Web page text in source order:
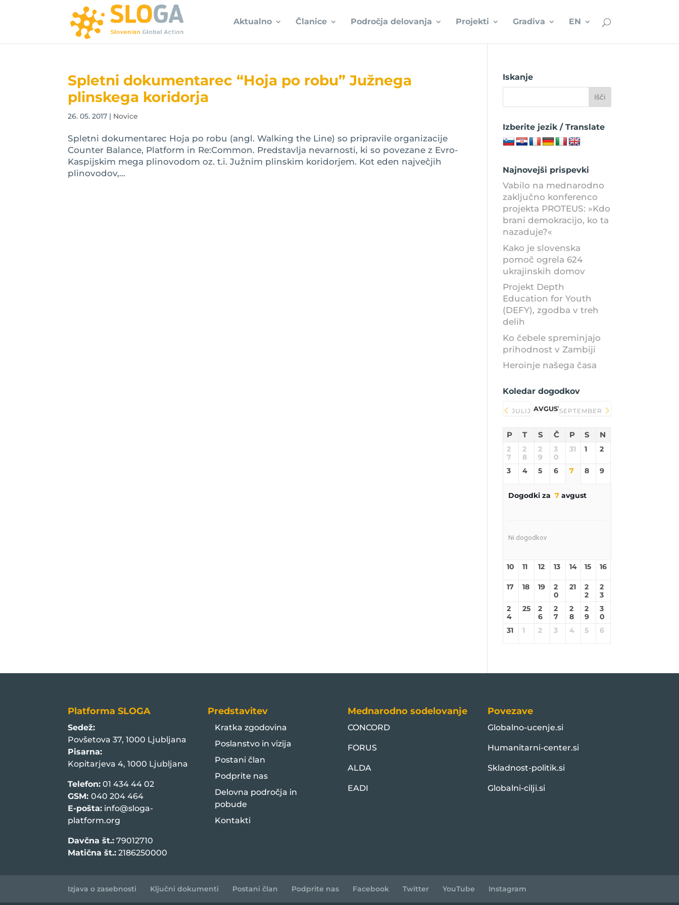
Aktualno Članice Področja delovanja Projekti Gradiva EN
Spletni dokumentarec “Hoja po robu” Južnega
plinskega koridorja
26. 05. 2017 | Novice
Spletni dokumentarec Hoja po robu (angl. Walking the Line) so pripravile organizacije
Counter Balance, Platform in Re:Common. Predstavlja nevarnosti, ki so povezane z Evro-
Kaspijskim mega plinovodom oz. t.i. Južnim plinskim koridorjem. Kot eden največjih
plinovodov,...
Iskanje
Izberite jezik / Translate
Najnovejši prispevki
Vabilo na mednarodno
zaključno konferenco
projekta PROTEUS: »Kdo
brani demokracijo, ko ta
nazaduje?«
Kako je slovenska
pomoč ogrela 624
ukrajinskih domov
Projekt Depth
Education for Youth
(DEFY), zgodba v treh
delih
Ko čebele spreminjajo
prihodnost v Zambiji
Heroinje našega časa
Koledar dogodkov
JULIJ AVGUST 2026SEPTEMBER
P T S Č P S N
2
7
2
8
2
9
3
0
31 1 2
3 4 5 6 7 8 9
Dogodki za 7avgust
Ni dogodkov
10 11 12 13 14 15 16
17 18 19
2
0
21
2
2
2
3
2
4
25
2
6
2
7
2
8
2
9
3
0
31
1 2 3 4 5 6
Platforma SLOGA
Sedež:
Povšetova 37, 1000 Ljubljana
Pisarna:
Kopitarjeva 4, 1000 Ljubljana
Telefon: 01 434 44 02
GSM:040 204 464
E-pošta: info@sloga-
platform.org
Davčna št.: 79012710
Matična št.: 2186250000
Predstavitev
Kratka zgodovina
Poslanstvo in vizija
Postani član
Podprite nas
Delovna področja in
pobude
Kontakti
Mednarodno sodelovanje
CONCORD
FORUS
ALDA
EADI
Povezave
Globalno-ucenje.si
Humanitarni-center.si
Skladnost-politik.si
Globalni-cilji.si
Izjava o zasebnosti Ključni dokumenti Postani član Podprite nas Facebook Twitter YouTube Instagram